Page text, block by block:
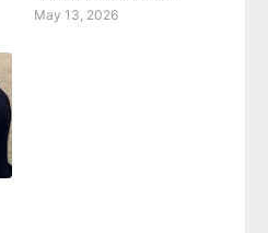
May 13, 2026